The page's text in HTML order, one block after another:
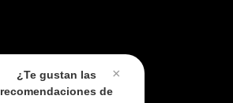
×
¿Te gustan las
recomendaciones de